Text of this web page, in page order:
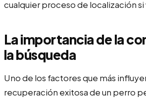
cualquier proceso de localización si
La importancia de la
la búsqueda
Uno de los factores que más
recuperación exitosa de un perro